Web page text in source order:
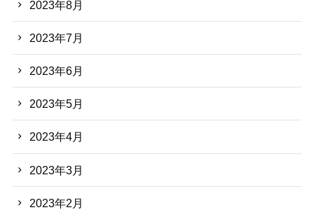
2023年8月
2023年7月
2023年6月
2023年5月
2023年4月
2023年3月
2023年2月